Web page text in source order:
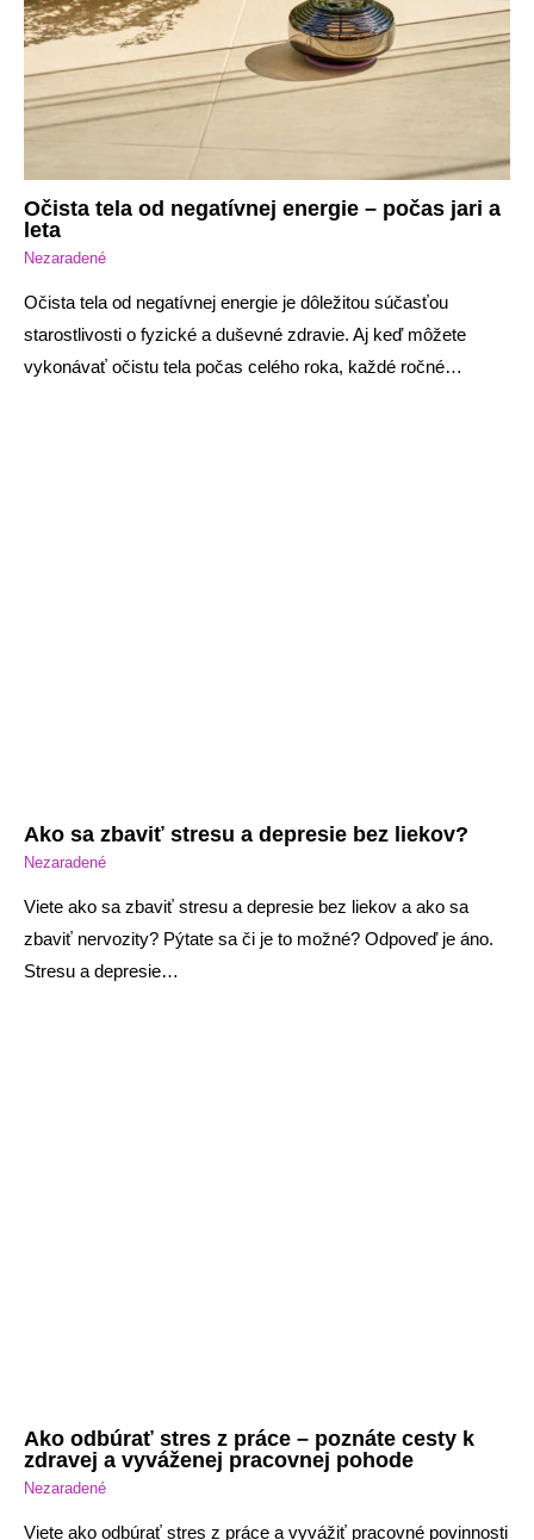
Očista tela od negatívnej energie – počas jari a
leta
Nezaradené
Očista tela od negatívnej energie je dôležitou súčasťou
starostlivosti o fyzické a duševné zdravie. Aj keď môžete
vykonávať očistu tela počas celého roka, každé ročné…
Ako sa zbaviť stresu a depresie bez liekov?
Nezaradené
Viete ako sa zbaviť stresu a depresie bez liekov a ako sa
zbaviť nervozity? Pýtate sa či je to možné? Odpoveď je áno.
Stresu a depresie…
Ako odbúrať stres z práce – poznáte cesty k
zdravej a vyváženej pracovnej pohode
Nezaradené
Viete ako odbúrať stres z práce a vyvážiť pracovné povinnosti